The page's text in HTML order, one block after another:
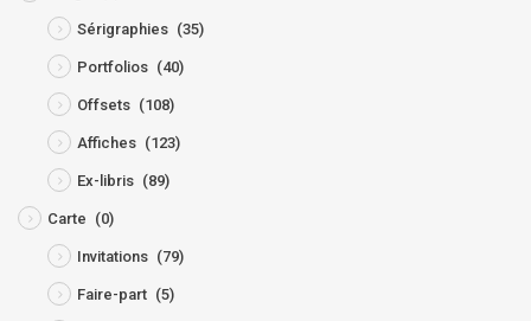
Sérigraphies (35)
Portfolios (40)
Offsets (108)
Affiches (123)
Ex-libris (89)
Carte (0)
Invitations (79)
Faire-part (5)